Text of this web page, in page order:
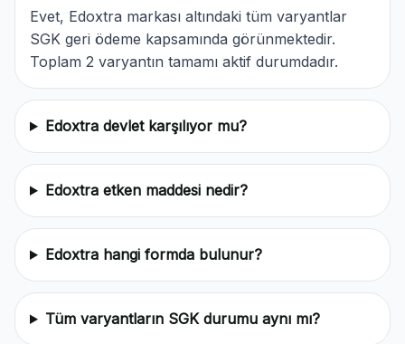
Evet, Edoxtra markası altındaki tüm varyantlar
SGK geri ödeme kapsamında görünmektedir.
Toplam 2 varyantın tamamı aktif durumdadır.
Edoxtra devlet karşılıyor mu?
Edoxtra etken maddesi nedir?
Edoxtra hangi formda bulunur?
Tüm varyantların SGK durumu aynı mı?